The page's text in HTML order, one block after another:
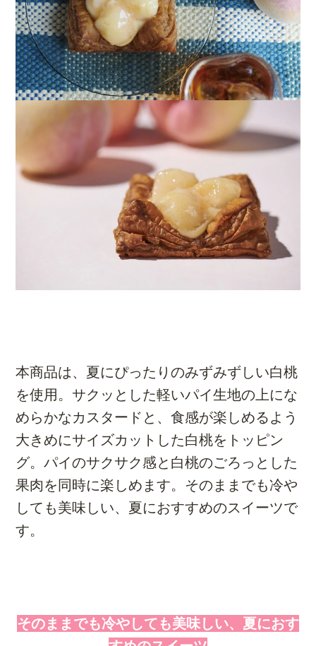
本商品は、夏にぴったりのみずみずしい白桃
を使用。サクッとした軽いパイ生地の上にな
めらかなカスタードと、食感が楽しめるよう
大きめにサイズカットした白桃をトッピン
グ。パイのサクサク感と白桃のごろっとした
果肉を同時に楽しめます。そのままでも冷や
しても美味しい、夏におすすめのスイーツで
す。
そのままでも冷やしても美味しい、夏におす